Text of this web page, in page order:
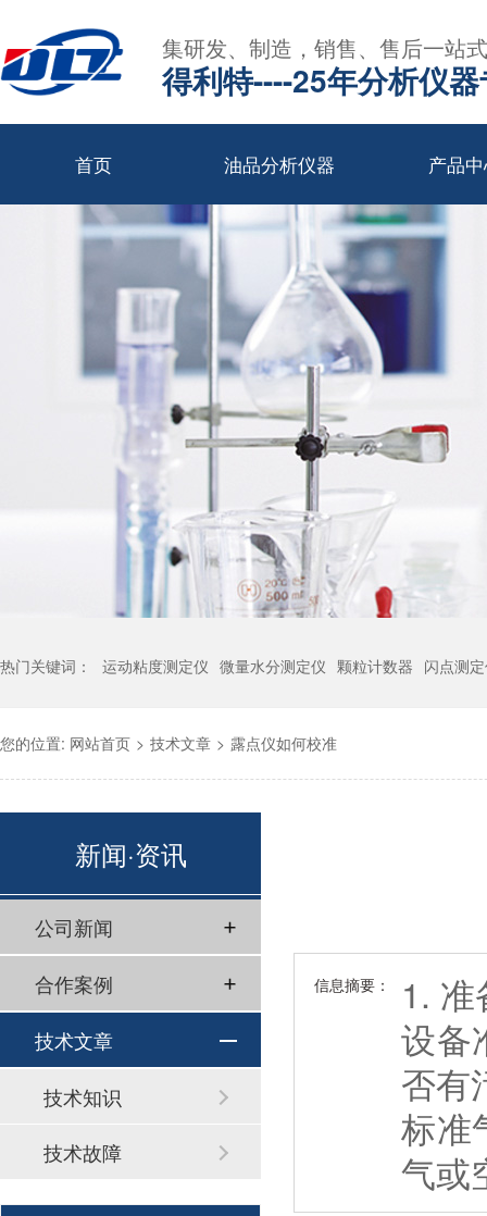
集研发、制造，销售、售后一站
得利特----25年分析仪
首页 油品分析仪器 产品
热门关键词： 运动粘度测定仪 微量水分测定仪 颗粒计数器 闪点测
您的位置: 网站首页 > 技术文章 > 露点仪如何校准
信息摘要：
1.
设备
否有
标准
气或
新闻·资讯
公司新闻
合作案例
技术文章
技术知识
技术故障